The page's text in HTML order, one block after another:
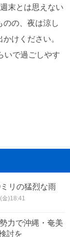
末とは思えない
のの、夜は涼し
けください。
で過ごしやす
ミリの猛烈な雨
金)18:41
力で沖縄・奄美
討を